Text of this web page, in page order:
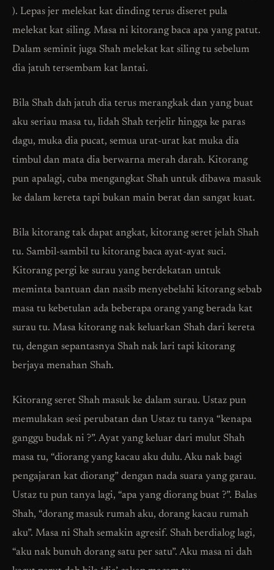
). Lepas jer melekat kat dinding terus diseret pula
melekat kat siling. Masa ni kitorang baca apa yang patut.
Dalam seminit juga Shah melekat kat siling tu sebelum
dia jatuh tersembam kat lantai.
Bila Shah dah jatuh dia terus merangkak dan yang buat
aku seriau masa tu, lidah Shah terjelir hingga ke paras
dagu, muka dia pucat, semua urat-urat kat muka dia
timbul dan mata dia berwarna merah darah. Kitorang
pun apalagi, cuba mengangkat Shah untuk dibawa masuk
ke dalam kereta tapi bukan main berat dan sangat kuat.
Bila kitorang tak dapat angkat, kitorang seret jelah Shah
tu. Sambil-sambil tu kitorang baca ayat-ayat suci.
Kitorang pergi ke surau yang berdekatan untuk
meminta bantuan dan nasib menyebelahi kitorang sebab
masa tu kebetulan ada beberapa orang yang berada kat
surau tu. Masa kitorang nak keluarkan Shah dari kereta
tu, dengan sepantasnya Shah nak lari tapi kitorang
berjaya menahan Shah.
Kitorang seret Shah masuk ke dalam surau. Ustaz pun
memulakan sesi perubatan dan Ustaz tu tanya “kenapa
ganggu budak ni ?”. Ayat yang keluar dari mulut Shah
masa tu, “diorang yang kacau aku dulu. Aku nak bagi
pengajaran kat diorang” dengan nada suara yang garau.
Ustaz tu pun tanya lagi, “apa yang diorang buat ?”. Balas
Shah, “dorang masuk rumah aku, dorang kacau rumah
aku”. Masa ni Shah semakin agresif. Shah berdialog lagi,
“aku nak bunuh dorang satu per satu”. Aku masa ni dah